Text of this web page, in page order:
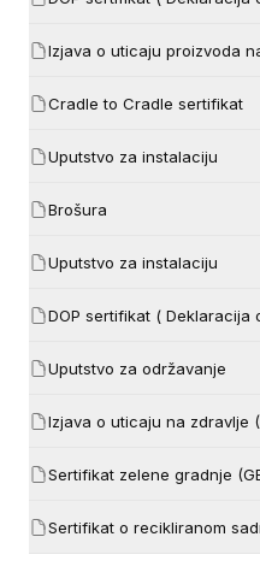
Izjava o uticaju proizvoda
Cradle to Cradle sertifikat
Uputstvo za instalaciju
Brošura
Uputstvo za instalaciju
DOP sertifikat ( Deklaracija
Uputstvo za održavanje
Izjava o uticaju na zdravlje
Sertifikat zelene gradnje
Sertifikat o recikliranom